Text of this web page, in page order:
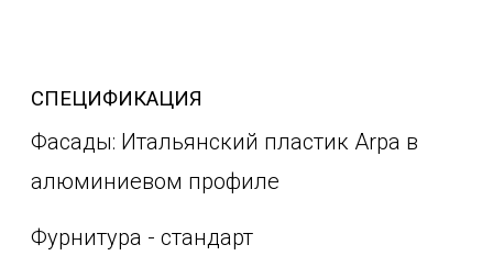
СПЕЦИФИКАЦИЯ
Фасады: Итальянский пластик Arpa в
алюминиевом профиле
Фурнитура - стандарт